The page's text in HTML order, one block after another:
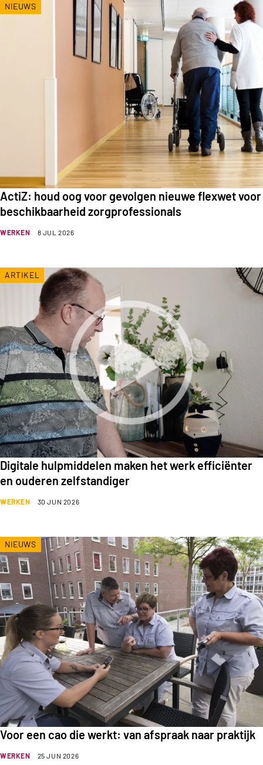
WERKEN 8 JUL 2026
ActiZ: houd oog voor gevolgen nieuwe flexwet voor
beschikbaarheid zorgprofessionals
NIEUWS
WERKEN 30 JUN 2026
Digitale hulpmiddelen maken het werk efficiënter
en ouderen zelfstandiger
ARTIKEL
WERKEN 25 JUN 2026
Voor een cao die werkt: van afspraak naar praktijk
NIEUWS